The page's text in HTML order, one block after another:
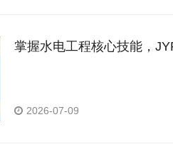
掌握水电工程核心技能，
2026-07-09